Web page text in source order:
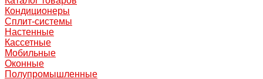
Кондиционеры
Сплит-системы
Настенные
Кассетные
Мобильные
Оконные
Полупромышленные